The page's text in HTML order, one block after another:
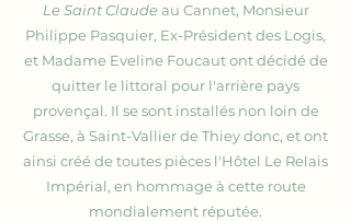
Le Saint Claudeau Cannet, Monsieur
Philippe Pasquier, Ex-Président des Logis,
et Madame Eveline Foucaut ont décidé de
quitter le littoral pour l'arrière pays
provençal. Il se sont installés non loin de
Grasse, à Saint-Vallier de Thiey donc, et ont
ainsi créé de toutes pièces l'Hôtel Le Relais
Impérial, en hommage à cette route
mondialement réputée.